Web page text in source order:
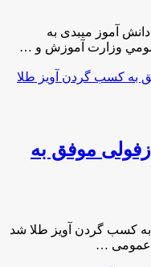
آموز میبدی به
وزارت آموزش و …
موفق به
کسب گردن آویز طلا شد
عمومی …